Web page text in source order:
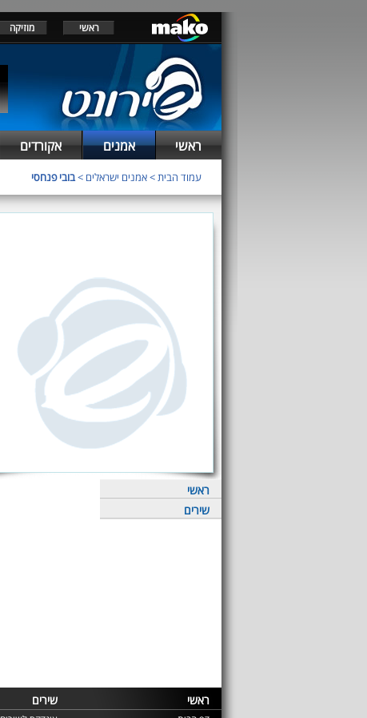
ראשי מוזיקה
ראשי אמנים אקורדים
עמוד הבית>אמנים ישראלים >בובי פנחסי
ראשי
שירים
ראשי שירים